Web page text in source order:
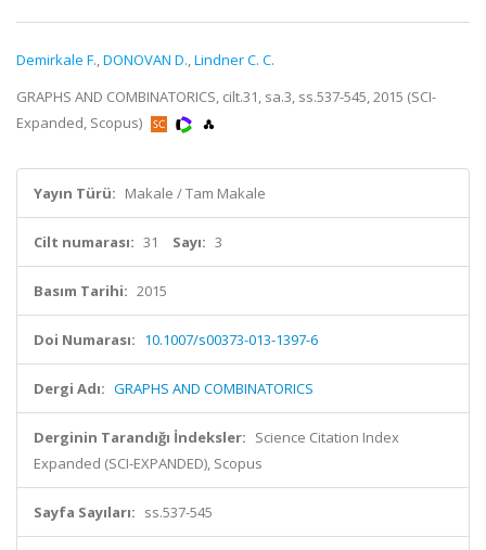
Demirkale F.,DONOVAN D.,Lindner C. C.
GRAPHS AND COMBINATORICS, cilt.31, sa.3, ss.537-545, 2015 (SCI-
Expanded, Scopus)
Yayın Türü: Makale / Tam Makale
Cilt numarası: 31 Sayı: 3
Basım Tarihi: 2015
Doi Numarası: 10.1007/s00373-013-1397-6
Dergi Adı: GRAPHS AND COMBINATORICS
Derginin Tarandığı İndeksler: Science Citation Index
Expanded (SCI-EXPANDED), Scopus
Sayfa Sayıları: ss.537-545